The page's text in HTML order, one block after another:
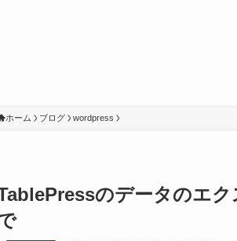
ホーム ブログ wordpress
のデータのエ